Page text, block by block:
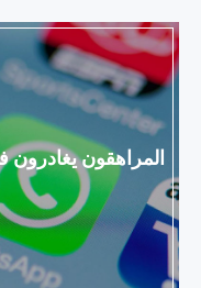
المراهقون